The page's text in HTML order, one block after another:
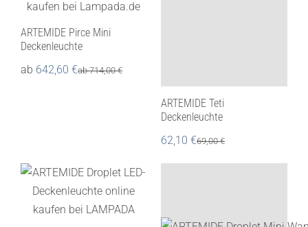
ARTEMIDE Pirce Mini
Deckenleuchte
ab 642,60 €ab714,00€
ARTEMIDE Teti
Deckenleuchte
62,10 €69,00€